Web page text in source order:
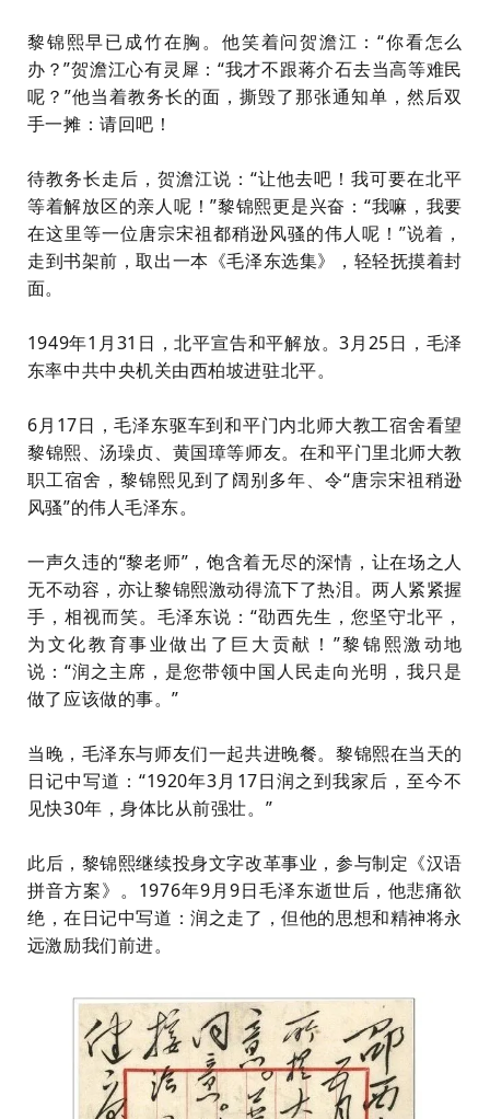
黎锦熙早已成竹在胸。他笑着问贺澹江：“你看怎么
办？”贺澹江心有灵犀：“我才不跟蒋介石去当高等难民
呢？”他当着教务长的面，撕毁了那张通知单，然后双
手一摊：请回吧！
待教务长走后，贺澹江说：“让他去吧！我可要在北平
等着解放区的亲人呢！”黎锦熙更是兴奋：“我嘛，我要
在这里等一位唐宗宋祖都稍逊风骚的伟人呢！”说着，
走到书架前，取出一本《毛泽东选集》，轻轻抚摸着封
面。
1949年1月31日，北平宣告和平解放。3月25日，毛泽
东率中共中央机关由西柏坡进驻北平。
6月17日，毛泽东驱车到和平门内北师大教工宿舍看望
黎锦熙、汤璪贞、黄国璋等师友。在和平门里北师大教
职工宿舍，黎锦熙见到了阔别多年、令“唐宗宋祖稍逊
风骚”的伟人毛泽东。
一声久违的“黎老师”，饱含着无尽的深情，让在场之人
无不动容，亦让黎锦熙激动得流下了热泪。两人紧紧握
手，相视而笑。毛泽东说：“劭西先生，您坚守北平，
为文化教育事业做出了巨大贡献！”黎锦熙激动地
说：“润之主席，是您带领中国人民走向光明，我只是
做了应该做的事。”
当晚，毛泽东与师友们一起共进晚餐。黎锦熙在当天的
日记中写道：“1920年3月17日润之到我家后，至今不
见快30年，身体比从前强壮。”
此后，黎锦熙继续投身文字改革事业，参与制定《汉语
拼音方案》。1976年9月9日毛泽东逝世后，他悲痛欲
绝，在日记中写道：润之走了，但他的思想和精神将永
远激励我们前进。